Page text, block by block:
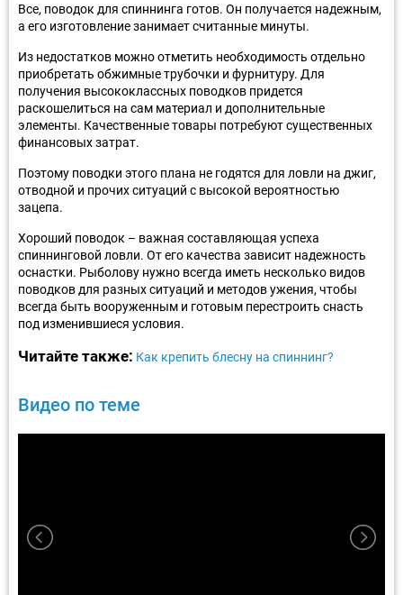
Все, поводок для спиннинга готов. Он получается надежным,
а его изготовление занимает считанные минуты.
Из недостатков можно отметить необходимость отдельно
приобретать обжимные трубочки и фурнитуру. Для
получения высококлассных поводков придется
раскошелиться на сам материал и дополнительные
элементы. Качественные товары потребуют существенных
финансовых затрат.
Поэтому поводки этого плана не годятся для ловли на джиг,
отводной и прочих ситуаций с высокой вероятностью
зацепа.
Хороший поводок – важная составляющая успеха
спиннинговой ловли. От его качества зависит надежность
оснастки. Рыболову нужно всегда иметь несколько видов
поводков для разных ситуаций и методов ужения, чтобы
всегда быть вооруженным и готовым перестроить снасть
под изменившиеся условия.
Читайте также: Как крепить блесну на спиннинг?
Видео по теме